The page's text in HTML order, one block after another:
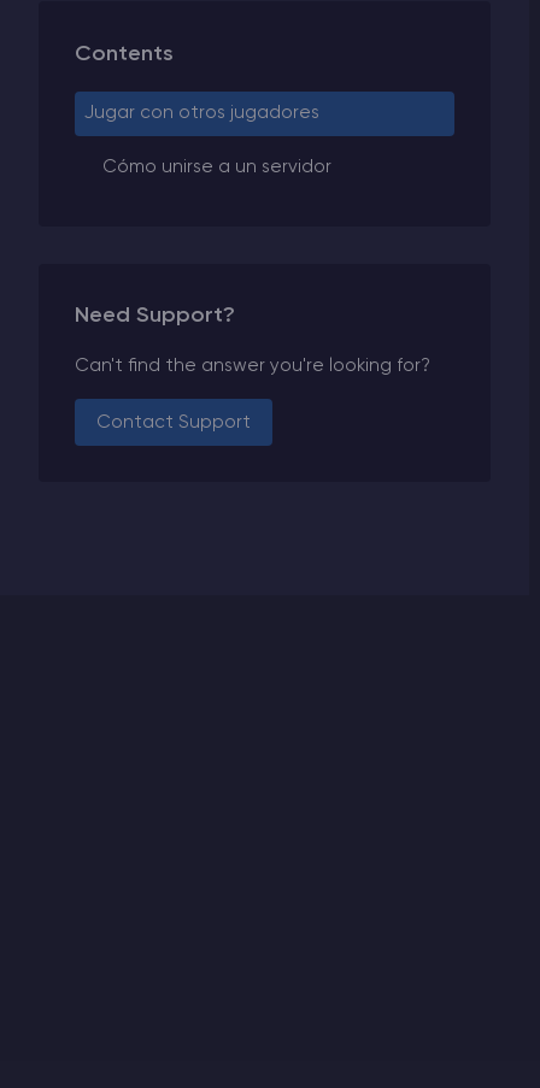
Contents
Jugar con otros jugadores
Cómo unirse a un servidor
Need Support?
Can't find the answer you're looking for?
Contact Support